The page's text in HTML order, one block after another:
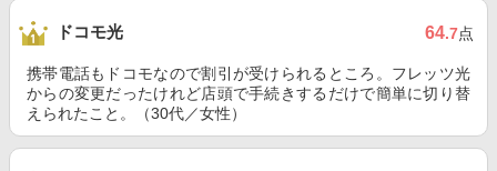
ドコモ光 64.7点
携帯電話もドコモなので割引が受けられるところ。フレッツ光
からの変更だったけれど店頭で手続きするだけで簡単に切り替
えられたこと。（30代／女性）